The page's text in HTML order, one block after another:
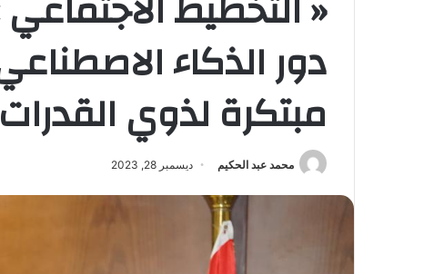
دور الذكاء
مبتكرة لذوي
محمد عبد الحكيم ديسمبر 28, 2023